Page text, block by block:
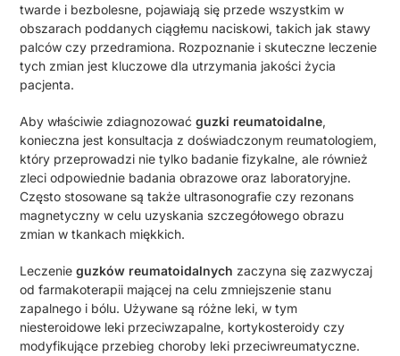
twarde i bezbolesne, pojawiają się przede wszystkim w
obszarach poddanych ciągłemu naciskowi, takich jak stawy
palców czy przedramiona. Rozpoznanie i skuteczne leczenie
tych zmian jest kluczowe dla utrzymania jakości życia
pacjenta.
Aby właściwie zdiagnozowaćguzki reumatoidalne,
konieczna jest konsultacja z doświadczonym reumatologiem,
który przeprowadzi nie tylko badanie fizykalne, ale również
zleci odpowiednie badania obrazowe oraz laboratoryjne.
Często stosowane są także ultrasonografie czy rezonans
magnetyczny w celu uzyskania szczegółowego obrazu
zmian w tkankach miękkich.
Leczenieguzków reumatoidalnych zaczyna się zazwyczaj
od farmakoterapii mającej na celu zmniejszenie stanu
zapalnego i bólu. Używane są różne leki, w tym
niesteroidowe leki przeciwzapalne, kortykosteroidy czy
modyfikujące przebieg choroby leki przeciwreumatyczne.